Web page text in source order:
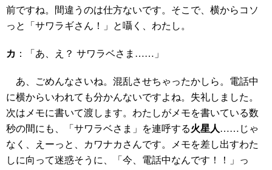
前ですね。間違うのは仕方ないです。そこで、横からコソ
っと「サワラギさん！」と囁く、わたし。
カ ：「あ、え？ サワラベさま……」
あ、ごめんなさいね。混乱させちゃったかしら。電話中
に横からいわれても分かんないですよね。失礼しました。
次はメモに書いて渡します。わたしがメモを書いている数
秒の間にも、「サワラベさま」を連呼する火星人……じゃ
なく、えーっと、カワナカさんです。メモを差し出すわた
しに向って迷惑そうに、「今、電話中なんです！！」っ